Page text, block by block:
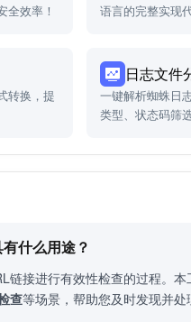
全效率！
语言的完整实现
转换，提
日志文件
一键解析蜘蛛日
类型、状态码筛
什么用途？
链接进行有效性检查的过程。
查等场景，帮助您及时发现并处